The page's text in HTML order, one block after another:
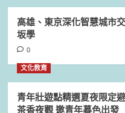
高雄、東京深化智慧城市
坂學
0
文化教育
青年壯遊點精選夏夜限定
茶香夜觀 邀青年暮色出發